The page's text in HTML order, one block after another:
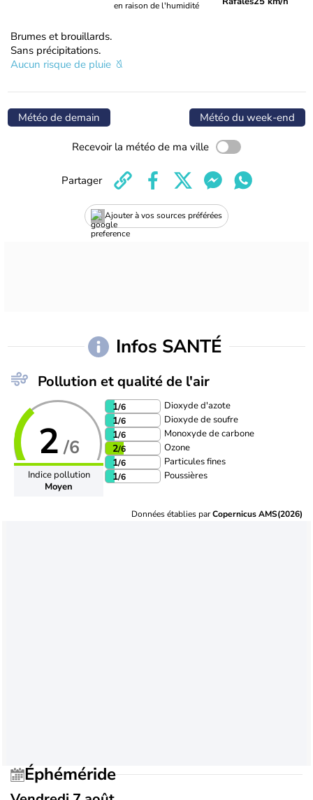
en raison de l'humidité
Brumes et brouillards.
Sans précipitations.
Aucun risque de pluie
Météo de demain Météo du week-end
Recevoir la météo de ma ville
Ajouter à vos sources préférées
Partager
Infos SANTÉ
Pollution et qualité de l'air
2 /6
Indice pollution
Moyen
1/6 Dioxyde d'azote
1/6 Dioxyde de soufre
1/6 Monoxyde de carbone
2/6 Ozone
1/6 Particules fines
1/6 Poussières
Données établies parCopernicus AMS(2026)
Éphéméride